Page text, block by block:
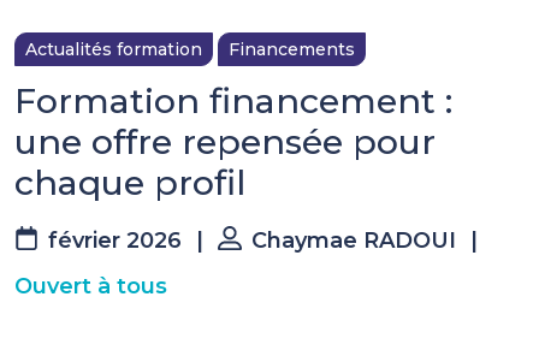
Actualités formation Financements
Formation financement :
une offre repensée pour
chaque profil
février 2026 Chaymae RADOUI
Ouvert à tous